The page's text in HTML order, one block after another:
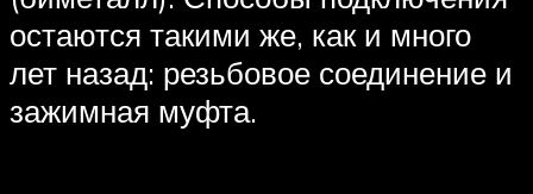
остаются такими же, как и много
лет назад: резьбовое соединение и
зажимная муфта.